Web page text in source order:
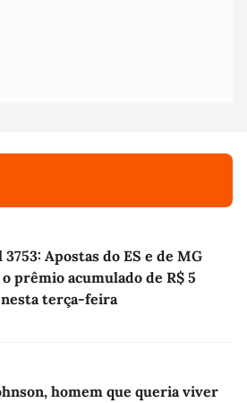
Apostas do ES e de MG
prêmio acumulado de R$ 5
terça-feira
homem que queria viver